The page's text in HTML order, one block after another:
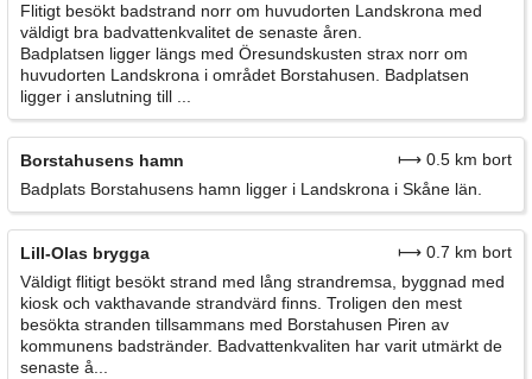
Flitigt besökt badstrand norr om huvudorten Landskrona med
väldigt bra badvattenkvalitet de senaste åren.
Badplatsen ligger längs med Öresundskusten strax norr om
huvudorten Landskrona i området Borstahusen. Badplatsen
ligger i anslutning till ...
Borstahusens hamn
⟼ 0.5 km bort
Badplats Borstahusens hamn ligger i Landskrona i Skåne län.
Lill-Olas brygga
⟼ 0.7 km bort
Väldigt flitigt besökt strand med lång strandremsa, byggnad med
kiosk och vakthavande strandvärd finns. Troligen den mest
besökta stranden tillsammans med Borstahusen Piren av
kommunens badstränder. Badvattenkvaliten har varit utmärkt de
senaste å...